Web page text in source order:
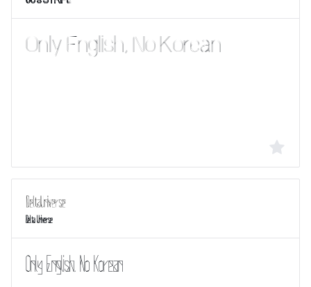
Delta Universe